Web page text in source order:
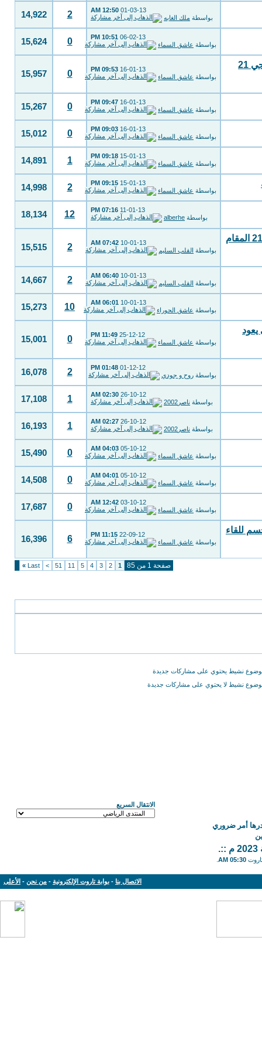
01-03-13
12:50 AM
بواسطة ملك الغابه 2
14,922
06-02-13
10:51 PM
بواسطة عاشق السماء 0
15,624
منتخب الإمارات يصعق الكويت بالهدف القاتل ويتأهل لنهائي خليجي 21 16-01-13
09:53 PM
بواسطة عاشق السماء 0
15,957
16-01-13
09:47 PM
بواسطة عاشق السماء 0
15,267
16-01-13
09:03 PM
بواسطة عاشق السماء 0
15,012
15-01-13
09:18 PM
بواسطة عاشق السماء 1
14,891
15-01-13
09:15 PM
بواسطة عاشق السماء 2
14,998
11-01-13
07:16 PM
بواسطة alberhe
12
18,134
جدول مباريات دورة كأس الخليج 21 لكرة القدم 2013 ( خليجي 21 المقام 10-01-13
07:42 AM
بواسطة القلب السليم 2
15,515
10-01-13
06:40 AM
بواسطة القلب السليم 2
14,667
10-01-13
06:01 AM
بواسطة عاشق الحوراء 10
15,273
.. والقحطاني يعود 25-12-12
11:49 PM
بواسطة عاشق السماء 0
15,001
01-12-12
01:48 PM
بواسطة روح و جودي 2
16,078
26-10-12
02:30 AM
بواسطة ناصر2002 1
17,108
26-10-12
02:27 AM
بواسطة ناصر2002 1
16,193
05-10-12
04:03 AM
بواسطة عاشق السماء 0
15,490
05-10-12
04:01 AM
بواسطة عاشق السماء 0
14,508
03-10-12
12:42 AM
بواسطة عاشق السماء 0
17,687
للقاء 22-09-12
11:15 PM
بواسطة عاشق السماء 6
16,396
صفحة 1 من 85 1
2
3
4
5
11
51
>
Last
»
نشيط يحتوي على مشاركات جديدة
نشيط لا يحتوي على مشاركات جديدة
الانتقال السريع
أمر ضروري
05:30 AM
الاتصال بنا - بوابة تاروت الإلكترونية - من نحن - الأعلى